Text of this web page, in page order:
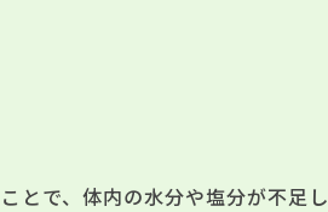
とで、体内の水分や塩分が不足